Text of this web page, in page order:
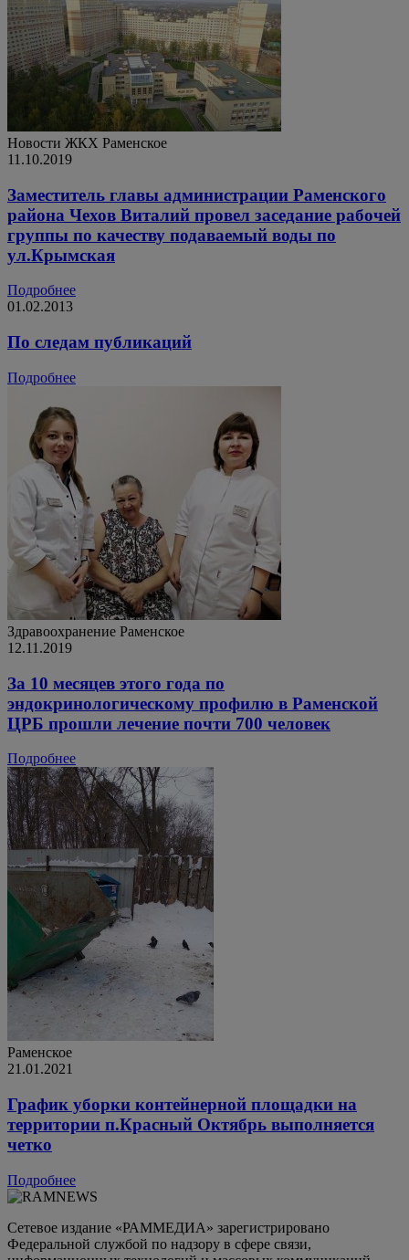
Новости ЖКХ Раменское
11.10.2019
Заместитель главы администрации Раменского
района Чехов Виталий провел заседание рабочей
группы по качеству подаваемый воды по
ул.Крымская
Подробнее
01.02.2013
По следам публикаций
Подробнее
Здравоохранение Раменское
12.11.2019
За 10 месяцев этого года по
эндокринологическому профилю в Раменской
ЦРБ прошли лечение почти 700 человек
Подробнее
Раменское
21.01.2021
График уборки контейнерной площадки на
территории п.Красный Октябрь выполняется
четко
Подробнее
Сетевое издание «РАММЕДИА» зарегистрировано
Федеральной службой по надзору в сфере связи,